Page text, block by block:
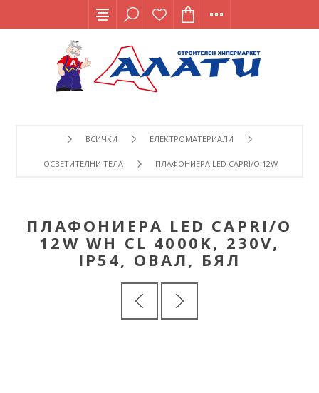
ВСИЧКИ ЕЛЕКТРОМАТЕРИАЛИ
ОСВЕТИТЕЛНИ ТЕЛА ПЛАФОНИЕРА LED CAPRI/O 12W WH CL
ПЛАФОНИЕРА LED CAPRI/O
12W WH CL 4000K, 230V,
IP54, ОВАЛ, БЯЛ